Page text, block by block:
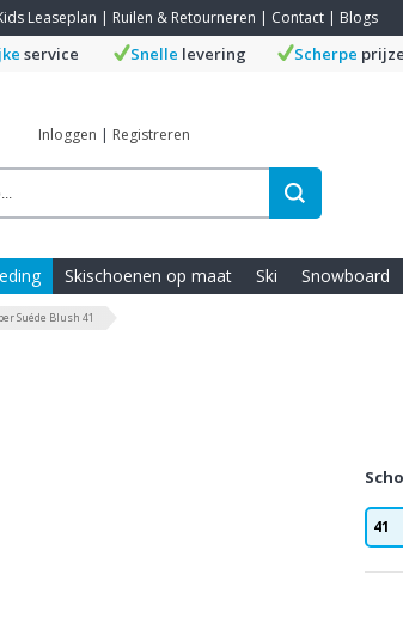
Leaseplan | Ruilen & Retourneren | Contact | Blogs
service Snelle levering Scherpe
Inloggen | Registreren
Skischoenen op maat Ski Snowboard
Suéde Blush 41
41